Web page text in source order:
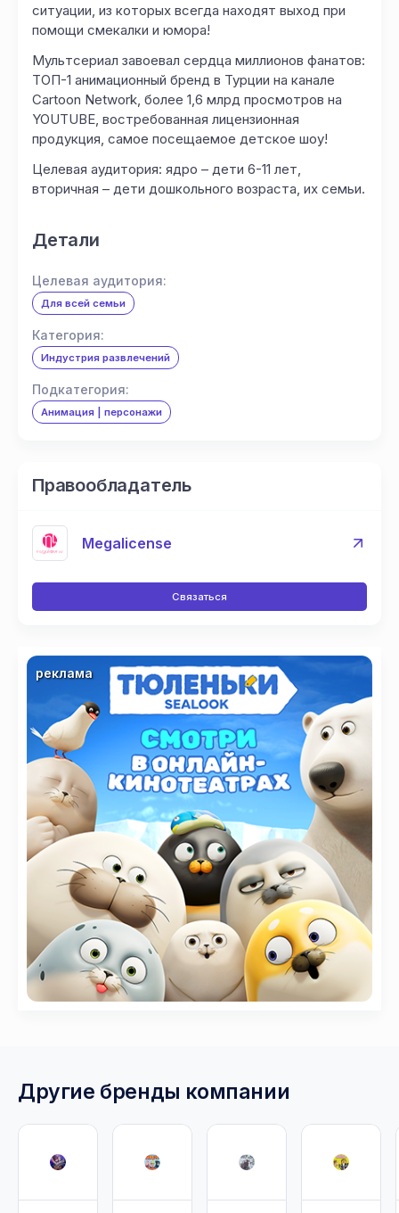
ситуации, из которых всегда находят выход при
помощи смекалки и юмора!
Мультсериал завоевал сердца миллионов фанатов:
ТОП-1 анимационный бренд в Турции на канале
Cartoon Network, более 1,6 млрд просмотров на
YOUTUBE, востребованная лицензионная
продукция, самое посещаемое детское шоу!
Целевая аудитория: ядро – дети 6-11 лет,
вторичная – дети дошкольного возраста, их семьи.
Детали
Целевая аудитория:
Для всей семьи
Категория:
Индустрия развлечений
Подкатегория:
Анимация | персонажи
Правообладатель
Megalicense
Связаться
реклама
Другие бренды компании